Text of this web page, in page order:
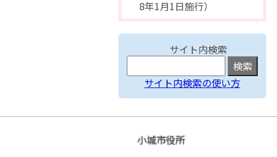
8年1月1日施行）
サイト内検索
サイト内検索の使い方
小城市役所